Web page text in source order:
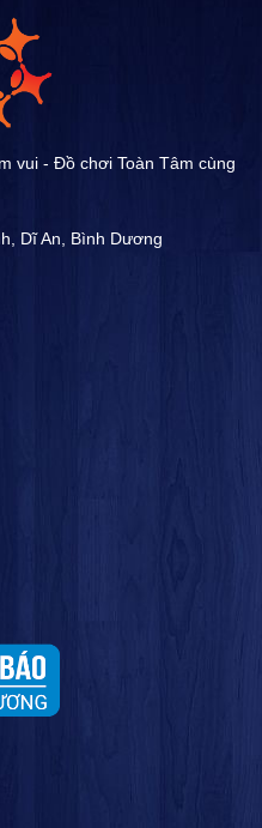
vui - Đồ chơi Toàn Tâm cùng
Dĩ An, Bình Dương